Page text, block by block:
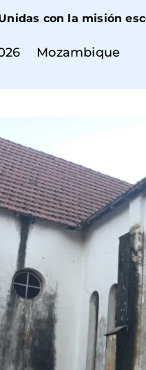
con la misión
Mozambique